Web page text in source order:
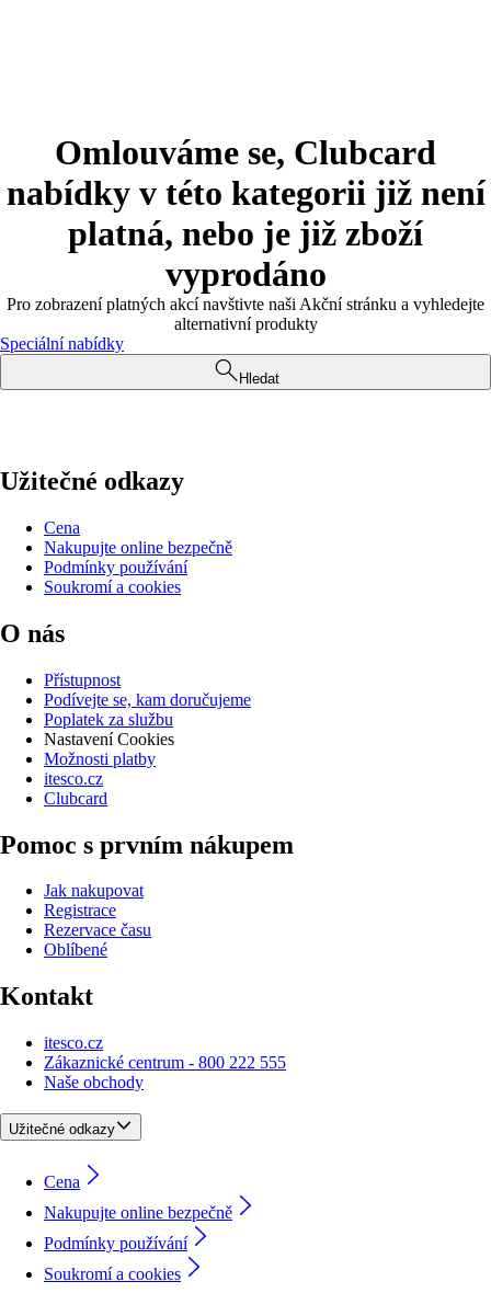
Omlouváme se, Clubcard
nabídky v této kategorii již není
platná, nebo je již zboží
vyprodáno
Pro zobrazení platných akcí navštivte naši Akční stránku a vyhledejte
alternativní produkty
Speciální nabídky
Hledat
Užitečné odkazy
Cena
Nakupujte online bezpečně
Podmínky používání
Soukromí a cookies
O nás
Přístupnost
Podívejte se, kam doručujeme
Poplatek za službu
Nastavení Cookies
Možnosti platby
itesco.cz
Clubcard
Pomoc s prvním nákupem
Jak nakupovat
Registrace
Rezervace času
Oblíbené
Kontakt
itesco.cz
Zákaznické centrum - 800 222 555
Naše obchody
Užitečné odkazy
Cena
Nakupujte online bezpečně
Podmínky používání
Soukromí a cookies